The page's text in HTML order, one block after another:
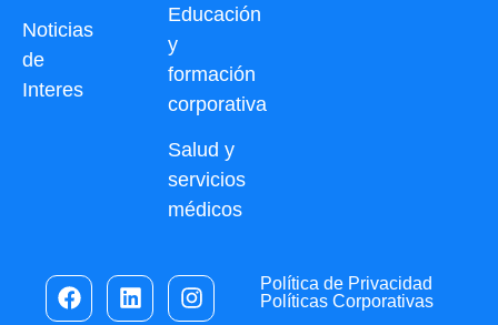
Noticias
de
Interes
Educación
y
formación
corporativa
Salud y
servicios
médicos
Política de Privacidad
Políticas Corporativas